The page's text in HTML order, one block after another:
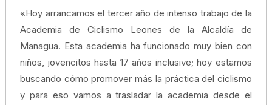
«Hoy arrancamos el tercer año de intenso trabajo de la
Academia de Ciclismo Leones de la Alcaldía de
Managua. Esta academia ha funcionado muy bien con
niños, jovencitos hasta 17 años inclusive; hoy estamos
buscando cómo promover más la práctica del ciclismo
y para eso vamos a trasladar la academia desde el